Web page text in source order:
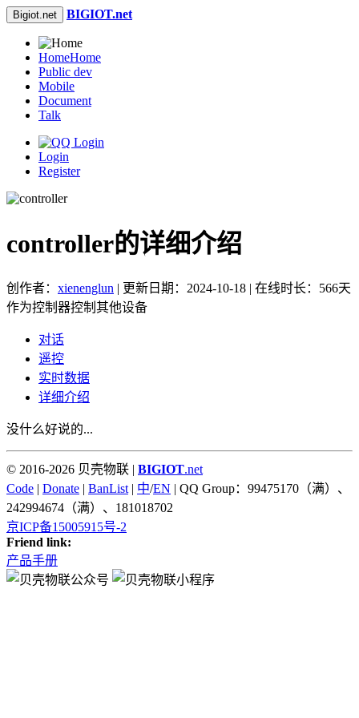
Bigiot.net BIGIOT.net
HomeHome
Public dev
Mobile
Document
Talk
Login
Register
controller的详细介绍
创作者： xienenglun | 更新日期：2024-10-18 | 在线时长：566天
作为控制器控制其他设备
对话
遥控
实时数据
详细介绍
没什么好说的...
© 2016-2026 贝壳物联 | BIGIOT.net
Code | Donate | BanList | 中/EN | QQ Group：99475170（满）、
242994674（满）、181018702
京ICP备15005915号-2
Friend link:
产品手册